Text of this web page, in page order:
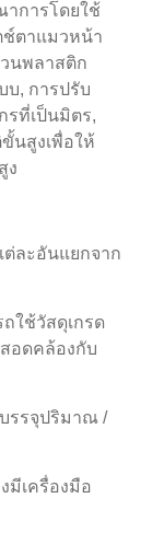
การโดยใช้
ตาแมวหน้า
นพลาสติก
บ, การปรับ
รที่เป็นมิตร,
นสูงเพื่อให้
ง
ละอันแยกจาก
ใช้วัสดุเกรด
อดคล้องกับ
รรจุปริมาณ /
มีเครื่องมือ